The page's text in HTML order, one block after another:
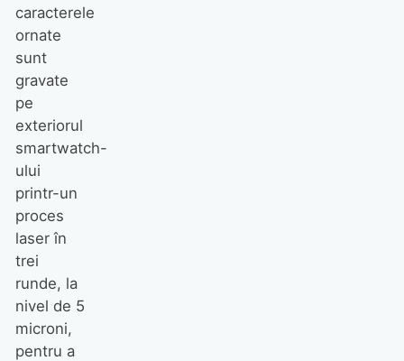
caracterele
ornate
sunt
gravate
pe
exteriorul
smartwatch-
ului
printr-un
proces
laser în
trei
runde, la
nivel de 5
microni,
pentru a